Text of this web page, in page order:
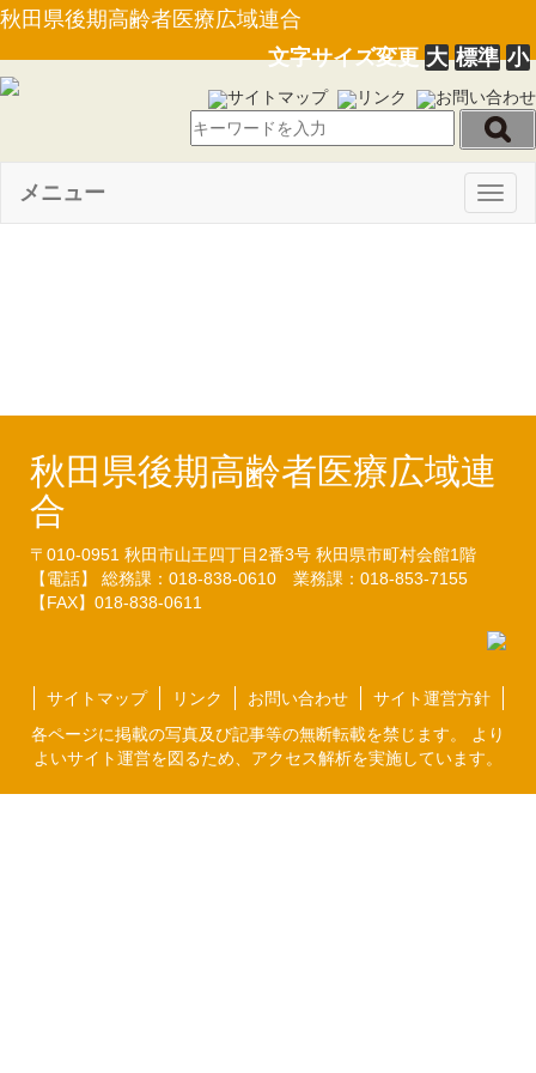
秋田県後期高齢者医療広域連合
文字サイズ変更大 標準 小
サイトマップ リンク お問い合わせ
メニュー
秋田県後期高齢者医療広域連
合
〒010-0951 秋田市山王四丁目2番3号 秋田県市町村会館1階
【電話】 総務課：018-838-0610 業務課：018-853-7155
【FAX】018-838-0611
サイトマップ リンク お問い合わせ
サイト運営方針
各ページに掲載の写真及び記事等の無断転載を禁じます。 より
よいサイト運営を図るため、アクセス解析を実施しています。